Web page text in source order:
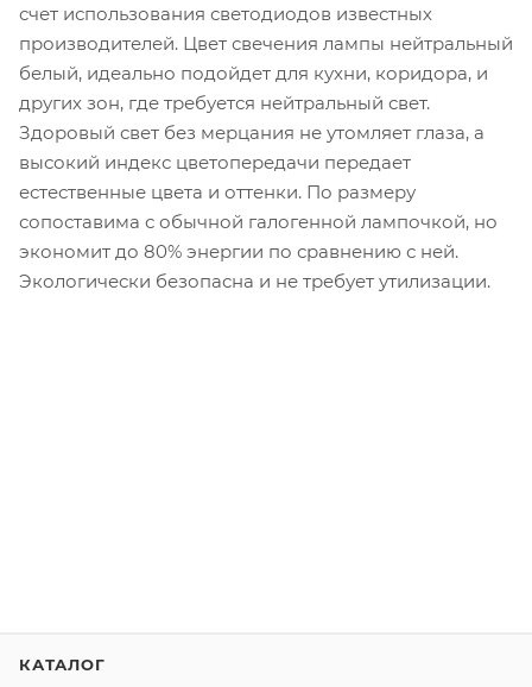
счет использования светодиодов известных
производителей. Цвет свечения лампы нейтральный
белый, идеально подойдет для кухни, коридора, и
других зон, где требуется нейтральный свет.
Здоровый свет без мерцания не утомляет глаза, а
высокий индекс цветопередачи передает
естественные цвета и оттенки. По размеру
сопоставима с обычной галогенной лампочкой, но
экономит до 80% энергии по сравнению с ней.
Экологически безопасна и не требует утилизации.
КАТАЛОГ